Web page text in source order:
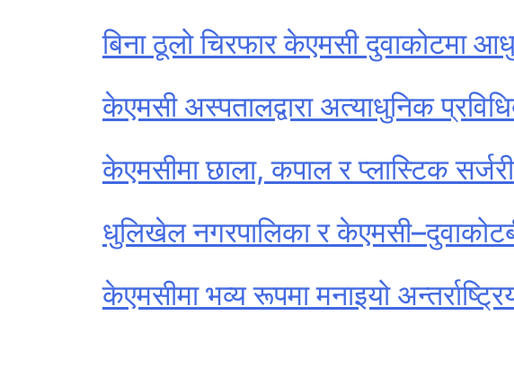
बिना ठूलो चिरफार केएमसी दुवाकोटमा
केएमसी अस्पतालद्वारा अत्याधुनिक
केएमसीमा छाला, कपाल र प्लास्टिक
धुलिखेल नगरपालिका र
केएमसीमा भव्य रूपमा मनाइयो